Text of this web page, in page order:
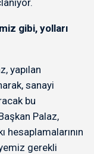
gibi, yolları
yapılan
sanayi
bu
Palaz,
hesaplamalarının
gerekli